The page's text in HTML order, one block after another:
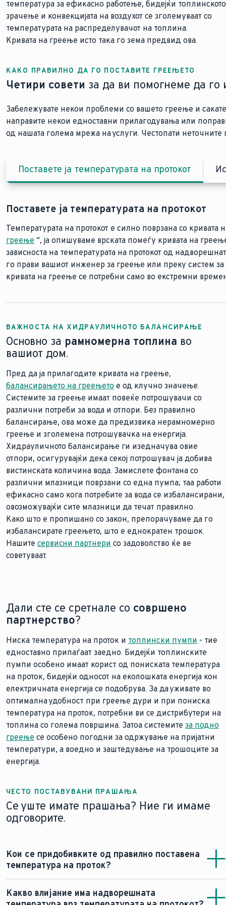
температура за ефикасно работење, бидејќи топлинското
зрачење и конвекцијата на воздухот се зголемуваат со
температурата на распределувачот на топлина.
Кривата на греење исто така го зема предвид ова.
КАКО ПРАВИЛНО ДА ГО ПОСТАВИТЕ ГРЕЕЊЕТО
Четири совети за да ви помогнеме да го
Забележувате некои проблеми со вашето греење и
направите некои едноставни прилагодувања или
од нашата голема мрежа на услуги. Честопати
Поставете ја температурата на протокот
Поставете ја температурата на протокот
Температурата на протокот е силно поврзана со кривата
греење “, ја опишуваме врската помеѓу кривата на
зависноста на температурата на протокот од
го прави вашиот инженер за греење или преку систем
кривата на греење се потребни само во екстремни
Испуштање на воздух од вашите
Основата за ефикасни и добро прилагодени системи за
на кркорење и греењето е топло само на дното,
чекори треба да ги преземете за даго исцедите воздухо
Ако, од друга страна, греењето етопло само на врвот,
балансирање, кое треба да го изврши овластен
Правилно поставете ги термостатите
Термостатитеза греење обично се означени со броеви
загрева радијаторот побрзо, но тоа е мит;броевите на
на греење. Соодветните собни температури за секоја
Позиција 1:12 °C
Позиција 2:16 °C
Ако сакате да дознаете повеќе за тоа како да го
Намалување на ноќното време
Добро изолираните домови со топлински пумпи или
термичка инерција, што значи дека ја задржуваат
одржувањето на константна температура е корисно.
намалување на греењето ноќе. Ова овозможува
наутро, максимизирајќи ги заштедите преку
ВАЖНОСТА НА ХИДРАУЛИЧНОТО БАЛАНСИРАЊЕ
Основно за рамномерна топлина во
вашиот дом.
Пред да ја прилагодите кривата на греење,
балансирањето на греењето е од клучно значење.
Системите за греење имаат повеќе потрошувачи со
различни потреби за вода и отпори. Без правилно
балансирање, ова може да предизвика нерамномерно
греење и зголемена потрошувачка на енергија.
Хидрауличното балансирање ги изедначува овие
отпори, осигурувајќи дека секој потрошувач ја добива
вистинската количина вода. Замислете фонтана со
различни млазници поврзани со една пумпа; таа работи
ефикасно само кога потребите за вода се избалансирани,
овозможувајќи сите млазници да течат правилно.
Како што е пропишано со закон, препорачуваме да го
избалансирате греењето, што е еднократен трошок.
Нашите сервисни партнери со задоволство ќе ве
советуваат.
Дали сте се сретнале со совршено
партнерство?
Ниска температура на проток и топлински пумпи - тие
едноставно припаѓаат заедно. Бидејќи топлинските
пумпи особено имаат корист од пониската температура
на проток, бидејќи односот на еколошката енергија кон
електричната енергија се подобрува. За да уживате во
оптимална удобност при греење дури и при пониска
температура на проток, потребни ви се дистрибутери на
топлина со голема површина. Затоа системите за подно
греење се особено погодни за одржување на пријатни
температури, а воедно и заштедување на трошоците за
енергија.
ЧЕСТО ПОСТАВУВАНИ ПРАШАЊА
Се уште имате прашања? Ние ги имаме
одговорите.
Кои се придобивките од правилно поставена
температура на проток?
оптоварувањето на греењето, а со тоа и со трошоците
Какво влијание има надворешната